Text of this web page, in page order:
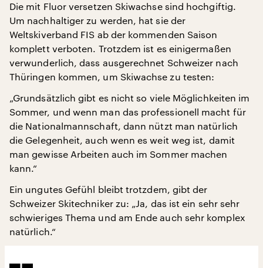
Die mit Fluor versetzen Skiwachse sind hochgiftig.
Um nachhaltiger zu werden, hat sie der
Weltskiverband FIS ab der kommenden Saison
komplett verboten. Trotzdem ist es einigermaßen
verwunderlich, dass ausgerechnet Schweizer nach
Thüringen kommen, um Skiwachse zu testen:
„Grundsätzlich gibt es nicht so viele Möglichkeiten im
Sommer, und wenn man das professionell macht für
die Nationalmannschaft, dann nützt man natürlich
die Gelegenheit, auch wenn es weit weg ist, damit
man gewisse Arbeiten auch im Sommer machen
kann.“
Ein ungutes Gefühl bleibt trotzdem, gibt der
Schweizer Skitechniker zu: „Ja, das ist ein sehr sehr
schwieriges Thema und am Ende auch sehr komplex
natürlich.“